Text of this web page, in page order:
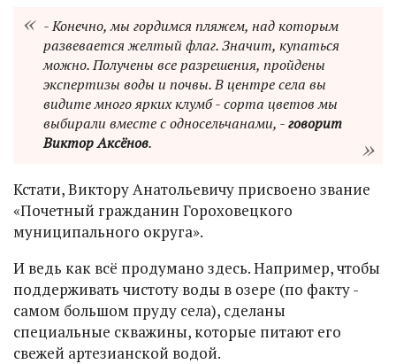
- Конечно, мы гордимся пляжем, над которым
развевается желтый флаг. Значит, купаться
можно. Получены все разрешения, пройдены
экспертизы воды и почвы. В центре села вы
видите много ярких клумб - сорта цветов мы
выбирали вместе с односельчанами, -говорит
Виктор Аксёнов.
Кстати, Виктору Анатольевичу присвоено звание
«Почетный гражданин Гороховецкого
муниципального округа».
И ведь как всё продумано здесь. Например, чтобы
поддерживать чистоту воды в озере (по факту -
самом большом пруду села), сделаны
специальные скважины, которые питают его
свежей артезианской водой.